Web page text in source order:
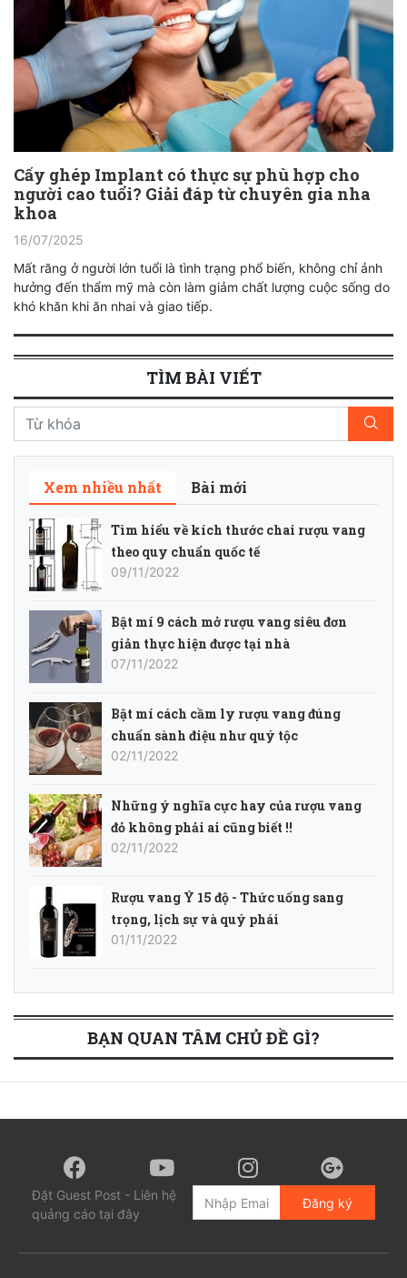
Cấy ghép Implant có thực sự phù hợp cho
người cao tuổi? Giải đáp từ chuyên gia nha
khoa
16/07/2025
Mất răng ở người lớn tuổi là tình trạng phổ biến, không chỉ ảnh
hưởng đến thẩm mỹ mà còn làm giảm chất lượng cuộc sống do
khó khăn khi ăn nhai và giao tiếp.
TÌM BÀI VIẾT
Xem nhiều nhất Bài mới
Tìm hiểu về kích thước chai rượu vang
theo quy chuẩn quốc tế
09/11/2022
Bật mí 9 cách mở rượu vang siêu đơn
giản thực hiện được tại nhà
07/11/2022
Bật mí cách cầm ly rượu vang đúng
chuẩn sành điệu như quý tộc
02/11/2022
Những ý nghĩa cực hay của rượu vang
đỏ không phải ai cũng biết !!
02/11/2022
Rượu vang Ý 15 độ - Thức uống sang
trọng, lịch sự và quý phái
01/11/2022
BẠN QUAN TÂM CHỦ ĐỀ GÌ?
Đặt Guest Post - Liên hệ
quảng cáo tại đây
Đăng ký